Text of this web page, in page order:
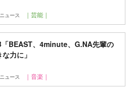
ニュース ｜芸能｜
BEAST、4minute、G.NA先輩の
力に」
ニュース ｜音楽｜